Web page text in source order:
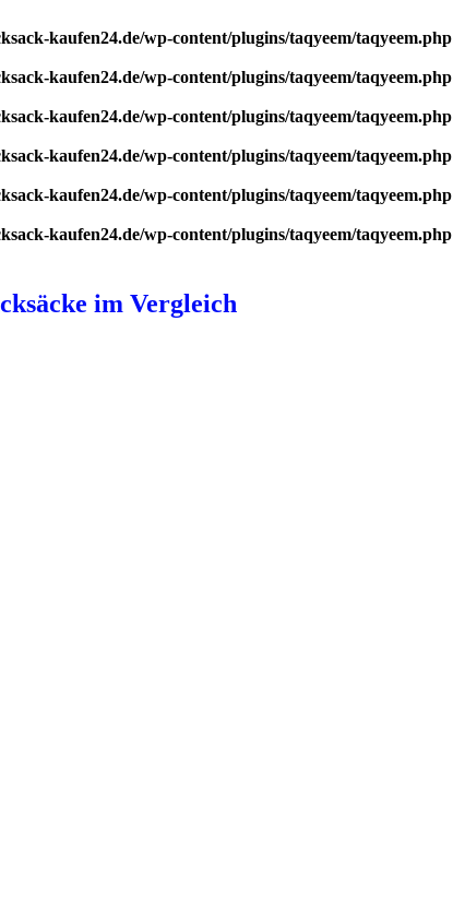
kaufen24.de/wp-content/plugins/taqyeem/taqyeem.php
kaufen24.de/wp-content/plugins/taqyeem/taqyeem.php
kaufen24.de/wp-content/plugins/taqyeem/taqyeem.php
kaufen24.de/wp-content/plugins/taqyeem/taqyeem.php
kaufen24.de/wp-content/plugins/taqyeem/taqyeem.php
kaufen24.de/wp-content/plugins/taqyeem/taqyeem.php
im Vergleich